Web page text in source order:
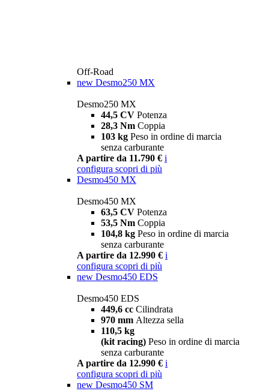
Off-Road
new Desmo250 MX
Desmo250 MX
44,5 CV Potenza
28,3 Nm Coppia
103 kg Peso in ordine di marcia
senza carburante
A partire da 11.790 € i
configura scopri di più
Desmo450 MX
Desmo450 MX
63,5 CV Potenza
53,5 Nm Coppia
104,8 kg Peso in ordine di marcia
senza carburante
A partire da 12.990 € i
configura scopri di più
new Desmo450 EDS
Desmo450 EDS
449,6 cc Cilindrata
970 mm Altezza sella
110,5 kg
(kit racing) Peso in ordine di marcia
senza carburante
A partire da 12.990 € i
configura scopri di più
new Desmo450 SM